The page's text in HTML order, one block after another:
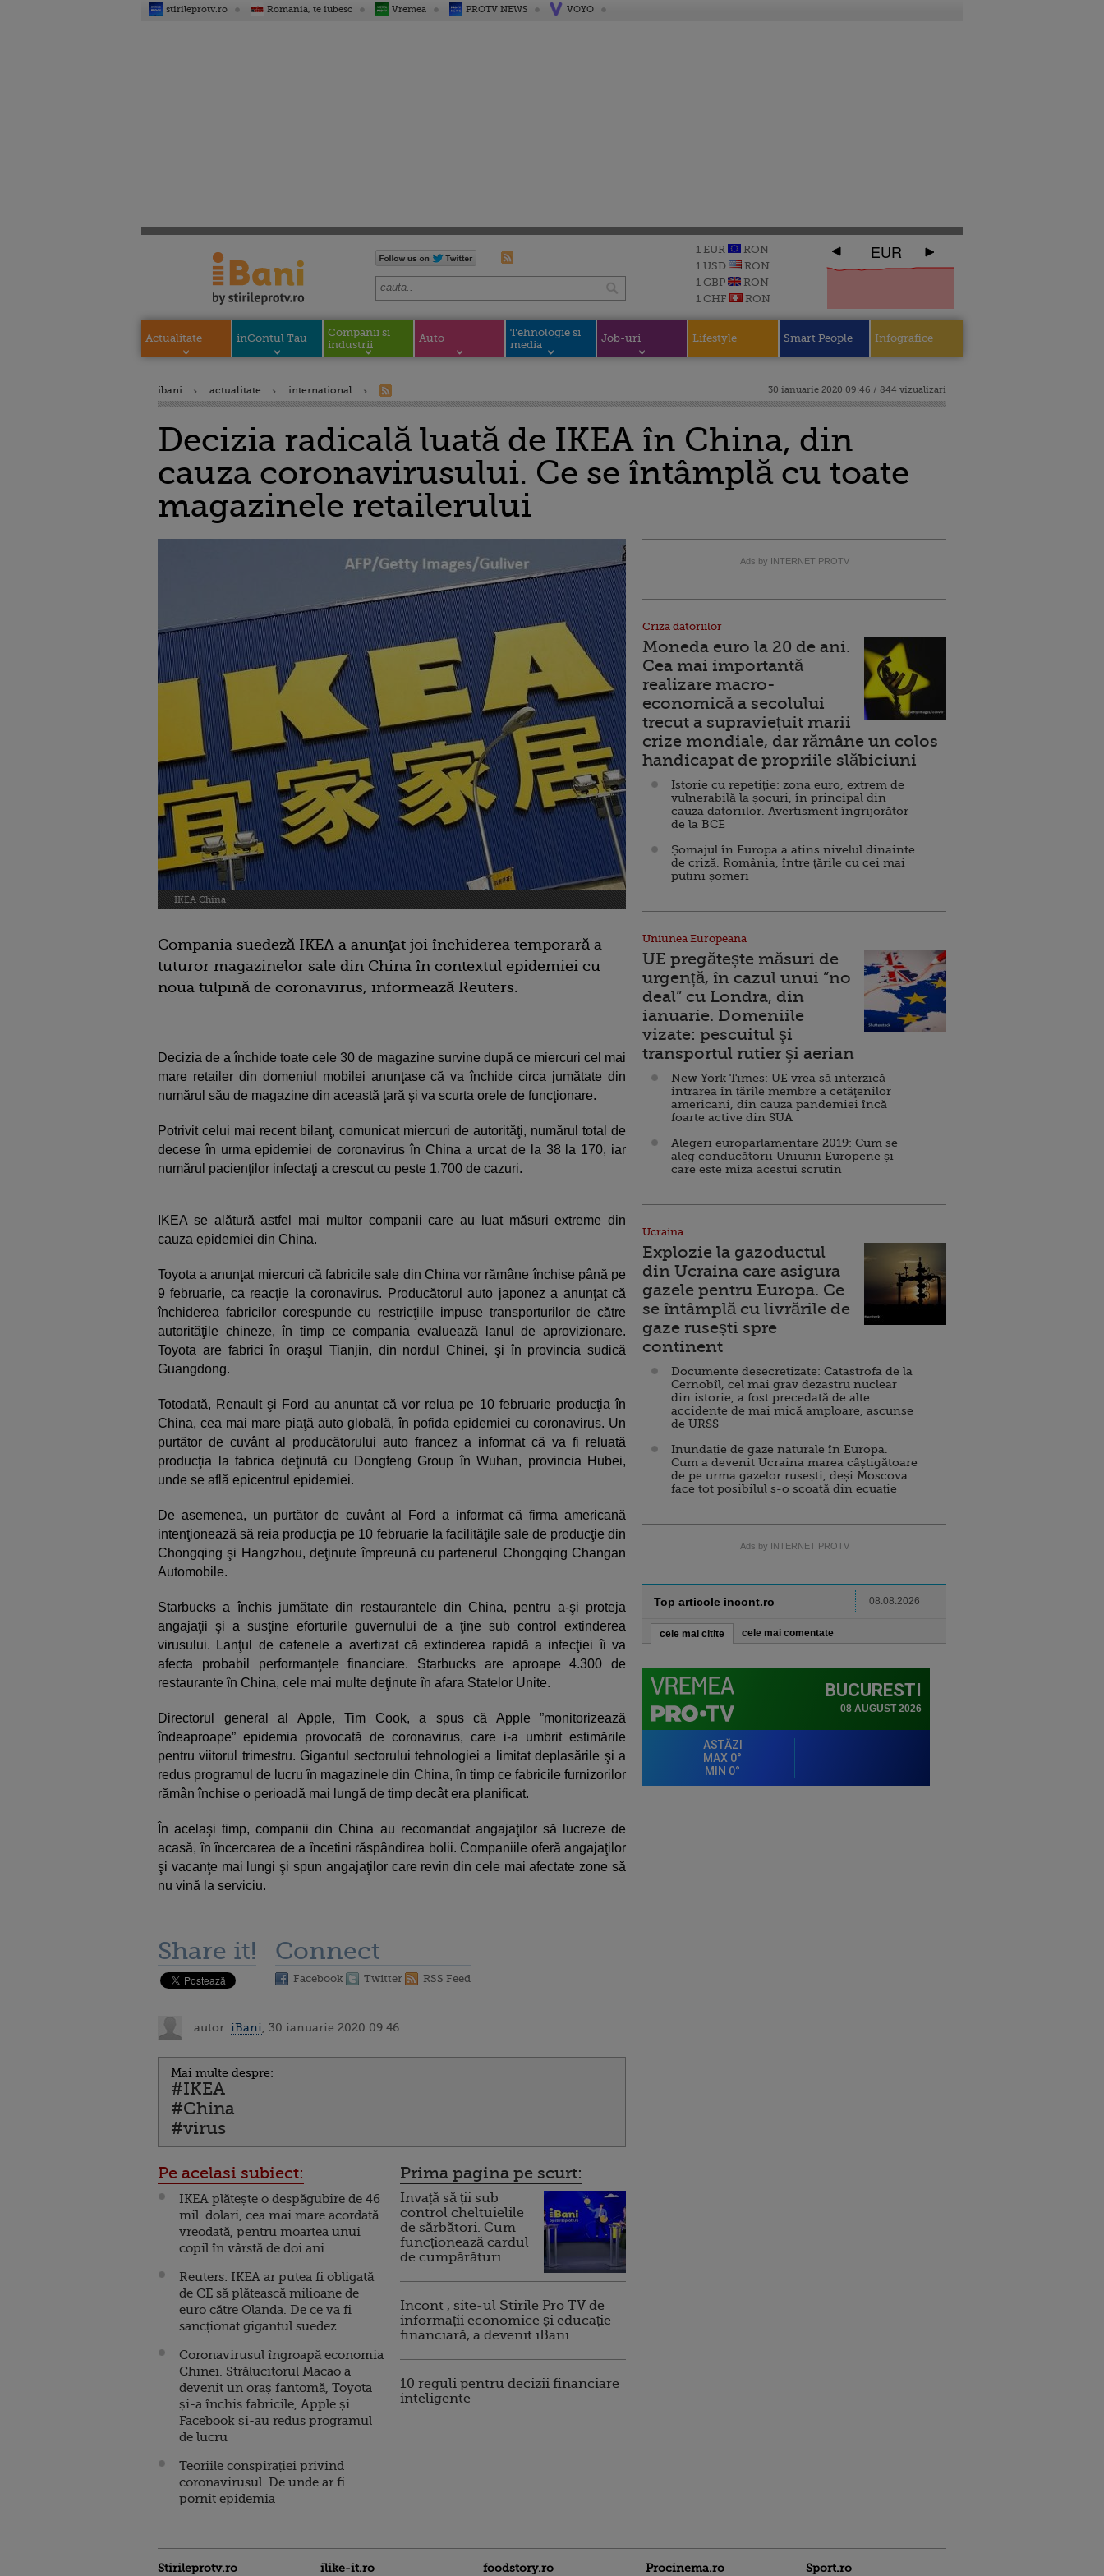
stirileprotv.ro Romania, te iubesc Vremea PROTV NEWS VOYO
1 EUR
RON
1 USD
RON
1 GBP
RON
1 CHF
RON
EUR
Actualitate inContul Tau
Companii si
industrii
Auto
Tehnologie si
media
Job-uri Lifestyle Smart People Infografice
ibani actualitate international 30 ianuarie 2020 09:46 / 844 vizualizari
Decizia radicală luată de IKEA în China, din
cauza coronavirusului. Ce se întâmplă cu toate
magazinele retailerului
IKEA China
Compania suedeză IKEA a anunţat joi închiderea temporară a
tuturor magazinelor sale din China în contextul epidemiei cu
noua tulpină de coronavirus, informează Reuters.
Decizia de a închide toate cele 30 de magazine survine după ce miercuri cel mai
mare retailer din domeniul mobilei anunţase că va închide circa jumătate din
numărul său de magazine din această ţară şi va scurta orele de funcţionare.
Potrivit celui mai recent bilanţ, comunicat miercuri de autorităţi, numărul total de
decese în urma epidemiei de coronavirus în China a urcat de la 38 la 170, iar
numărul pacienţilor infectaţi a crescut cu peste 1.700 de cazuri.
IKEA se alătură astfel mai multor companii care au luat măsuri extreme din
cauza epidemiei din China.
Toyota a anunţat miercuri că fabricile sale din China vor rămâne închise până pe
9 februarie, ca reacţie la coronavirus. Producătorul auto japonez a anunţat că
închiderea fabricilor corespunde cu restricţiile impuse transporturilor de către
autorităţile chineze, în timp ce compania evaluează lanul de aprovizionare.
Toyota are fabrici în oraşul Tianjin, din nordul Chinei, şi în provincia sudică
Guangdong.
Totodată, Renault şi Ford au anunțat că vor relua pe 10 februarie producţia în
China, cea mai mare piaţă auto globală, în pofida epidemiei cu coronavirus. Un
purtător de cuvânt al producătorului auto francez a informat că va fi reluată
producţia la fabrica deţinută cu Dongfeng Group în Wuhan, provincia Hubei,
unde se află epicentrul epidemiei.
De asemenea, un purtător de cuvânt al Ford a informat că firma americană
intenţionează să reia producţia pe 10 februarie la facilităţile sale de producţie din
Chongqing şi Hangzhou, deţinute împreună cu partenerul Chongqing Changan
Automobile.
Starbucks a închis jumătate din restaurantele din China, pentru a-şi proteja
angajaţii şi a susţine eforturile guvernului de a ţine sub control extinderea
virusului. Lanţul de cafenele a avertizat că extinderea rapidă a infecţiei îi va
afecta probabil performanţele financiare. Starbucks are aproape 4.300 de
restaurante în China, cele mai multe deţinute în afara Statelor Unite.
Directorul general al Apple, Tim Cook, a spus că Apple ”monitorizează
îndeaproape” epidemia provocată de coronavirus, care i-a umbrit estimările
pentru viitorul trimestru. Gigantul sectorului tehnologiei a limitat deplasările şi a
redus programul de lucru în magazinele din China, în timp ce fabricile furnizorilor
rămân închise o perioadă mai lungă de timp decât era planificat.
În acelaşi timp, companii din China au recomandat angajaţilor să lucreze de
acasă, în încercarea de a încetini răspândirea bolii. Companiile oferă angajaţilor
şi vacanţe mai lungi şi spun angajaţilor care revin din cele mai afectate zone să
nu vină la serviciu.
Share it! Connect
Facebook Twitter RSS Feed
autor: iBani , 30 ianuarie 2020 09:46
Mai multe despre:
#IKEA
#China
#virus
Pe acelasi subiect:
IKEA plătește o despăgubire de 46
mil. dolari, cea mai mare acordată
vreodată, pentru moartea unui
copil în vârstă de doi ani
Reuters: IKEA ar putea fi obligată
de CE să plătească milioane de
euro către Olanda. De ce va fi
sancționat gigantul suedez
Coronavirusul îngroapă economia
Chinei. Strălucitorul Macao a
devenit un oraș fantomă, Toyota
și-a închis fabricile, Apple și
Facebook și-au redus programul
de lucru
Teoriile conspirației privind
coronavirusul. De unde ar fi
pornit epidemia
Prima pagina pe scurt:
Invață să ții sub
control cheltuielile
de sărbători. Cum
funcționează cardul
de cumpărături
Incont , site-ul Știrile Pro TV de
informații economice și educație
financiară, a devenit iBani
10 reguli pentru decizii financiare
inteligente
Ads by INTERNET PROTV
Criza datoriilor
Moneda euro la 20 de ani.
Cea mai importantă
realizare macro-
economică a secolului
trecut a supraviețuit marii
crize mondiale, dar rămâne un colos
handicapat de propriile slăbiciuni
Istorie cu repetiție: zona euro, extrem de
vulnerabilă la șocuri, în principal din
cauza datoriilor. Avertisment îngrijorător
de la BCE
Șomajul în Europa a atins nivelul dinainte
de criză. România, între țările cu cei mai
puțini șomeri
Uniunea Europeana
UE pregătește măsuri de
urgență, în cazul unui ”no
deal” cu Londra, din
ianuarie. Domeniile
vizate: pescuitul şi
transportul rutier şi aerian
New York Times: UE vrea să interzică
intrarea în țările membre a cetăţenilor
americani, din cauza pandemiei încă
foarte active din SUA
Alegeri europarlamentare 2019: Cum se
aleg conducătorii Uniunii Europene și
care este miza acestui scrutin
Ucraina
Explozie la gazoductul
din Ucraina care asigura
gazele pentru Europa. Ce
se întâmplă cu livrările de
gaze rusești spre
continent
Documente desecretizate: Catastrofa de la
Cernobîl, cel mai grav dezastru nuclear
din istorie, a fost precedată de alte
accidente de mai mică amploare, ascunse
de URSS
Inundație de gaze naturale în Europa.
Cum a devenit Ucraina marea câștigătoare
de pe urma gazelor rusești, deși Moscova
face tot posibilul s-o scoată din ecuație
Ads by INTERNET PROTV
Top articole incont.ro 08.08.2026
cele mai citite cele mai comentate
Stirileprotv.ro ilike-it.ro foodstory.ro Procinema.ro Sport.ro